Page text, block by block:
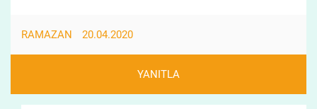
RAMAZAN 20.04.2020
YANITLA